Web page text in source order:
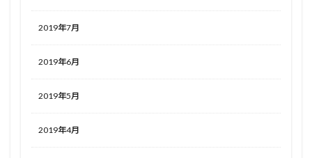
2019年7月
2019年6月
2019年5月
2019年4月